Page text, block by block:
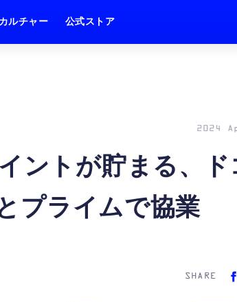
カルチャー 公式ストア
ントが貯まる、ド
プライムで協業
2024
SHARE